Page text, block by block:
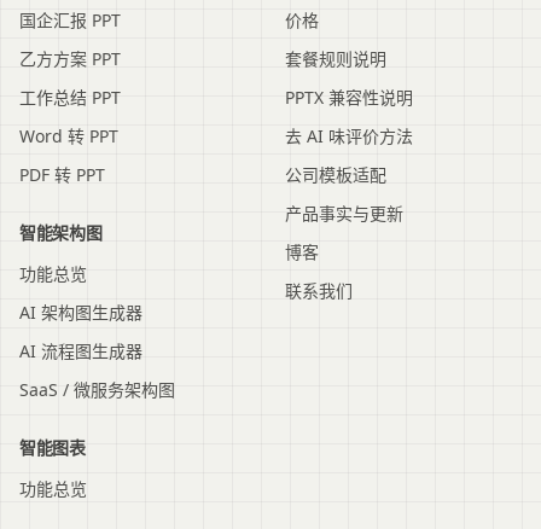
国企汇报 PPT
乙方方案 PPT
工作总结 PPT
Word 转 PPT
PDF 转 PPT
智能架构图
功能总览
AI 架构图生成器
AI 流程图生成器
SaaS / 微服务架构图
智能图表
功能总览
价格
套餐规则说明
PPTX 兼容性说明
去 AI 味评价方法
公司模板适配
产品事实与更新
博客
联系我们